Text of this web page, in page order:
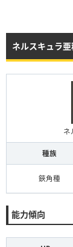
ネルスキュラ
ネ
種族
鋏角種
能力傾向